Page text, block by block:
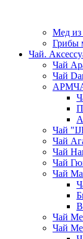
Мед
Грибы
Чай.
Чай
Чай
Чай
Чай
Чай
Чай
Чай
Чай
Чай